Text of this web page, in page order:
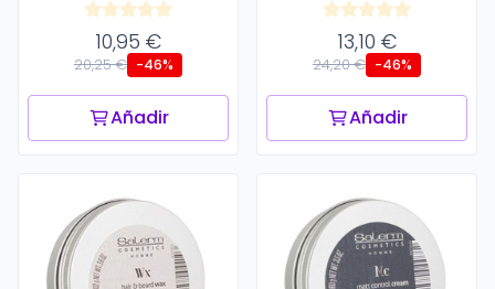
10,95 €
20,25 € -46%
Añadir
13,10 €
24,20 € -46%
Añadir